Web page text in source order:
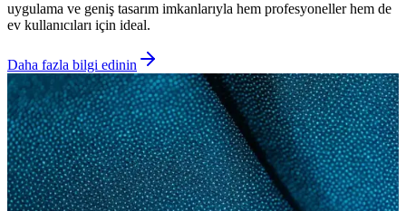
uygulama ve geniş tasarım imkanlarıyla hem profesyoneller hem de
ev kullanıcıları için ideal.
Daha fazla bilgi edinin